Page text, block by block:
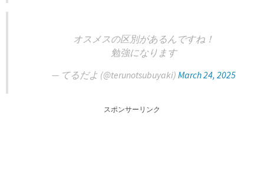
オスメスの区別があるんですね！
勉強になります
— てるだよ (@terunotsubuyaki) March 24, 2025
スポンサーリンク